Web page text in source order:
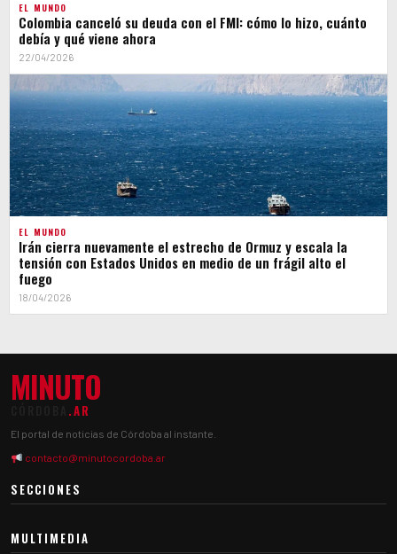
EL MUNDO
Colombia canceló su deuda con el FMI: cómo lo hizo, cuánto
debía y qué viene ahora
22/04/2026
EL MUNDO
Irán cierra nuevamente el estrecho de Ormuz y escala la
tensión con Estados Unidos en medio de un frágil alto el
fuego
18/04/2026
MINUTO
.AR
El portal de noticias de Córdoba al instante.
contacto@minutocordoba.ar
SECCIONES
MULTIMEDIA